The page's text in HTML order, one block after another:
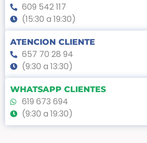
609 542 117
(15:30 a 19:30)
ATENCION CLIENTE
657 70 28 94
(9:30 a 13:30)
WHATSAPP CLIENTES
619 673 694
(9:30 a 19:30)